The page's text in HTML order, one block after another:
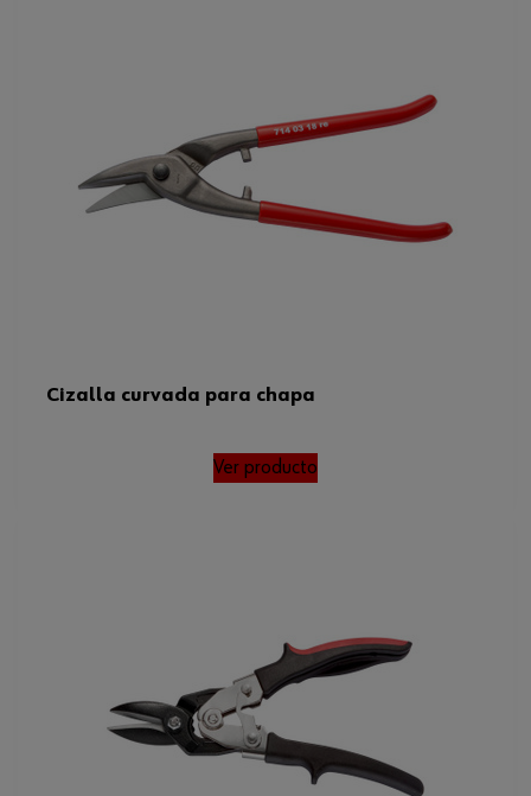
Cizalla curvada para chapa
Ver producto